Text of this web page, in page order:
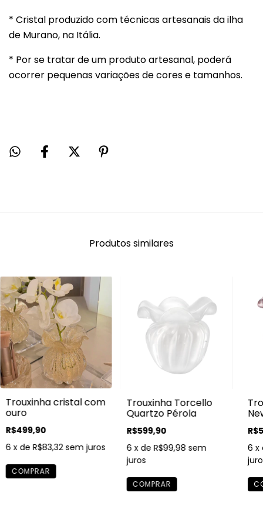
* Cristal produzido com técnicas artesanais da ilha
de Murano, na Itália.
* Por se tratar de um produto artesanal, poderá
ocorrer pequenas variações de cores e tamanhos.
Produtos similares
Trouxinha cristal com
ouro
R$499,90
6 x de R$83,32 sem juros
Trouxinha Torcello
Quartzo Pérola
R$599,90
6 x de R$99,98 sem
juros
6 x